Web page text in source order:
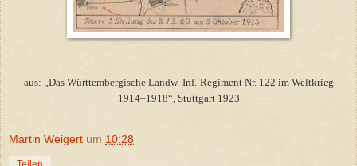
aus: „Das Württembergische Landw.-Inf.-Regiment Nr. 122 im Weltkrieg
1914–1918“, Stuttgart 1923
Martin Weigert um 10:28